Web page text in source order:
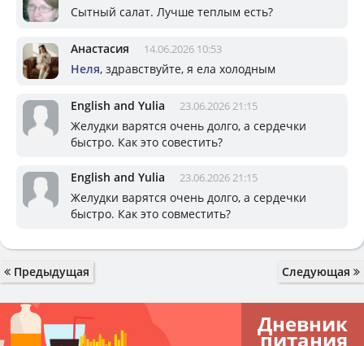
Сытный салат. Лучше теплым есть?
Анастасия 14.06.2026 10:53
Неля, здравствуйте, я ела холодным
English and Yulia 23.06.2026 21:15
Желудки варятся очень долго, а сердечки
быстро. Как это совестить?
English and Yulia 23.06.2026 21:15
Желудки варятся очень долго, а сердечки
быстро. Как это совместить?
Предыдущая Следующая
Дневник
питания